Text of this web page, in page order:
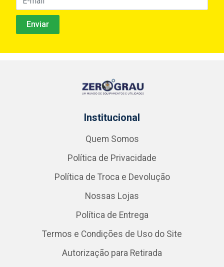
Institucional
Quem Somos
Política de Privacidade
Política de Troca e Devolução
Nossas Lojas
Política de Entrega
Termos e Condições de Uso do Site
Autorização para Retirada